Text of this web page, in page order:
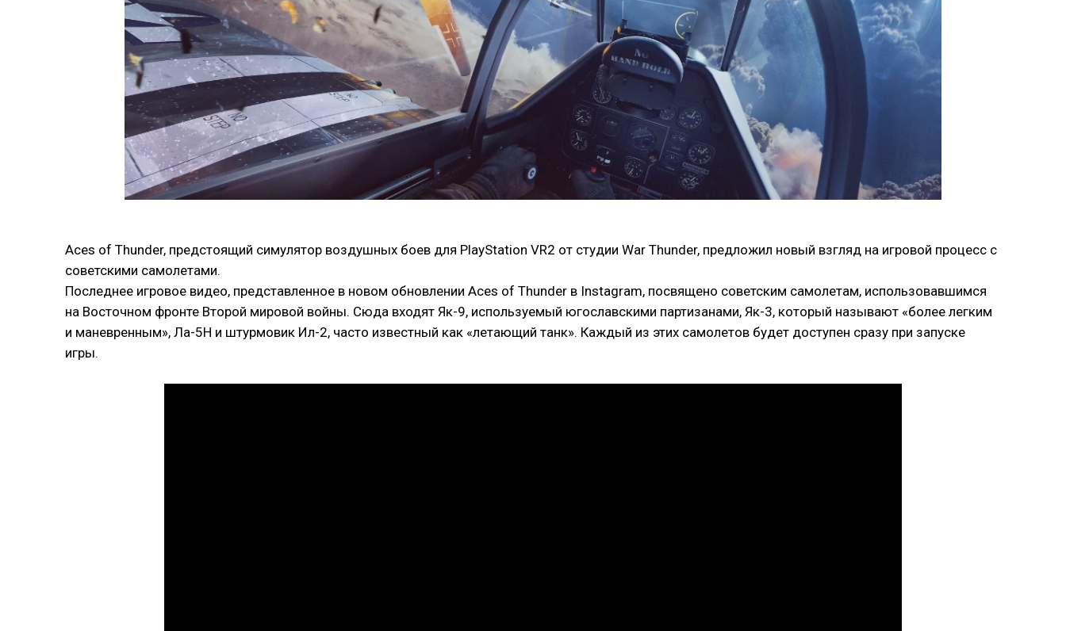
Aces of Thunder, предстоящий симулятор воздушных боев для PlayStation VR2 от студии War Thunder, предложил новый взгляд на игровой процесс с
советскими самолетами.
Последнее игровое видео, представленное в новом обновлении Aces of Thunder в Instagram, посвящено советским самолетам, использовавшимся
на Восточном фронте Второй мировой войны. Сюда входят Як-9, используемый югославскими партизанами, Як-3, который называют «более легким
и маневренным», Ла-5Н и штурмовик Ил-2, часто известный как «летающий танк». Каждый из этих самолетов будет доступен сразу при запуске
игры.